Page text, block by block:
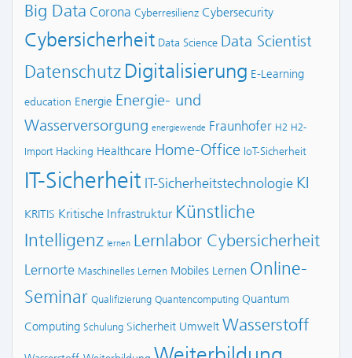
Big Data Corona Cyberresilienz Cybersecurity
Cybersicherheit Data Science Data Scientist
Datenschutz Digitalisierung E-Learning
education Energie Energie- und
Wasserversorgung energiewende Fraunhofer H2 H2-
Import Hacking Healthcare Home-Office IoT-Sicherheit
IT-Sicherheit IT-Sicherheitstechnologie KI
KRITIS Kritische Infrastruktur Künstliche
Intelligenz lernen Lernlabor Cybersicherheit
Lernorte Maschinelles Lernen Mobiles Lernen Online-
Seminar Qualifizierung Quantencomputing Quantum
Computing Schulung Sicherheit Umwelt Wasserstoff